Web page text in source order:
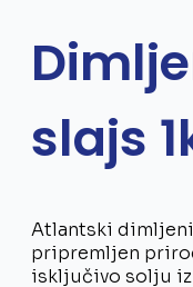
slajs
Atlantski
pripremljen
isključivo solju iz